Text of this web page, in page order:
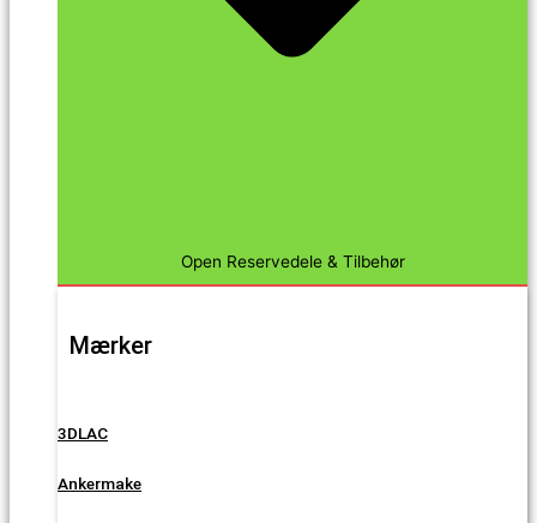
Open Reservedele & Tilbehør
Mærker
3DLAC
Ankermake